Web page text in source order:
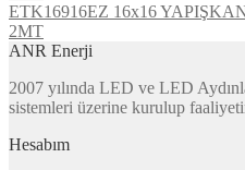
ETK16916EZ 16x16
2MT
ANR Enerji
2007 yılında LED ve LED
sistemleri üzerine kurulup
Hesabım